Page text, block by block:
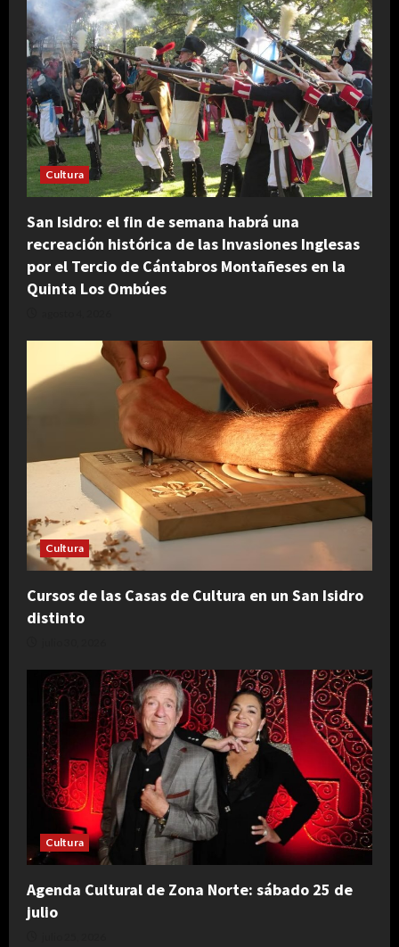
Cultura
San Isidro: el fin de semana habrá una
recreación histórica de las Invasiones Inglesas
por el Tercio de Cántabros Montañeses en la
Quinta Los Ombúes
Cultura
Cursos de las Casas de Cultura en un San Isidro
distinto
Cultura
Agenda Cultural de Zona Norte: sábado 25 de
julio